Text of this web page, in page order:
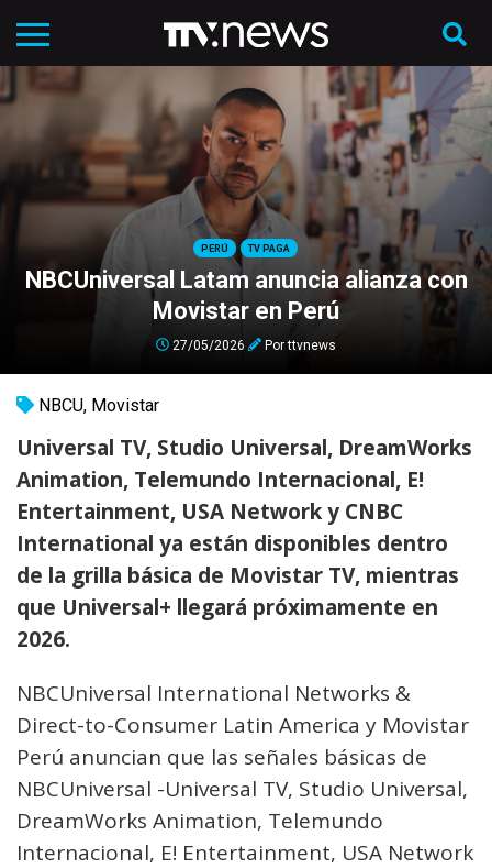
PERÚ TV PAGA
NBCUniversal Latam anuncia alianza con
Movistar en Perú
27/05/2026 Porttvnews
NBCU, Movistar
Universal TV, Studio Universal, DreamWorks
Animation, Telemundo Internacional, E!
Entertainment, USA Network y CNBC
International ya están disponibles dentro
de la grilla básica de Movistar TV, mientras
que Universal+ llegará próximamente en
2026.
NBCUniversal International Networks &
Direct-to-Consumer Latin America y Movistar
Perú anuncian que las señales básicas de
NBCUniversal -Universal TV, Studio Universal,
DreamWorks Animation, Telemundo
Internacional, E! Entertainment, USA Network